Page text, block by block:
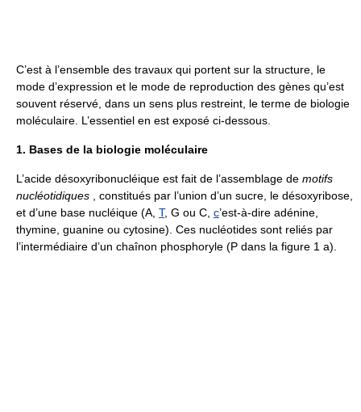
C’est à l’ensemble des travaux qui portent sur la structure, le
mode d’expression et le mode de reproduction des gènes qu’est
souvent réservé, dans un sens plus restreint, le terme de biologie
moléculaire. L’essentiel en est exposé ci-dessous.
1. Bases de la biologie moléculaire
L’acide désoxyribonucléique est fait de l’assemblage de motifs
nucléotidiques , constitués par l’union d’un sucre, le désoxyribose,
et d’une base nucléique (A, T, G ou C, c’est-à-dire adénine,
thymine, guanine ou cytosine). Ces nucléotides sont reliés par
l’intermédiaire d’un chaînon phosphoryle (P dans la figure 1 a).